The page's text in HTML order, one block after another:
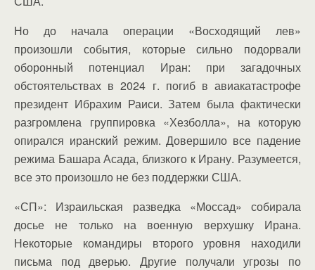
Но до начала операции «Восходящий лев»
произошли события, которые сильно подорвали
оборонный потенциал Иран: при загадочных
обстоятельствах в 2024 г. погиб в авиакатастрофе
президент Ибрахим Раиси. Затем была фактически
разгромлена группировка «Хезболла», на которую
опирался иранский режим. Довершило все падение
режима Башара Асада, близкого к Ирану. Разумеется,
все это произошло не без поддержки США.
«СП»: Израильская разведка «Моссад» собирала
досье не только на военную верхушку Ирана.
Некоторые командиры второго уровня находили
письма под дверью. Другие получали угрозы по